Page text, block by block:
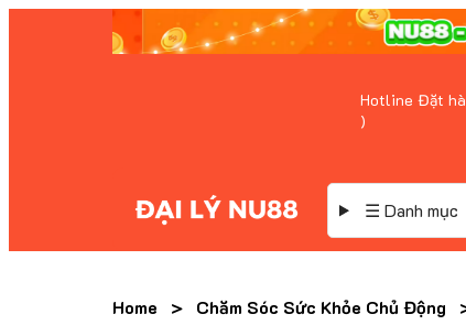
Hotline Đặt
)
☰ Danh mục
Home > Chăm Sóc Sức Khỏe Chủ Động